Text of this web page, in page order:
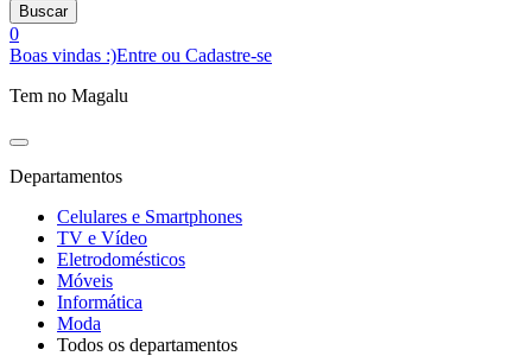
Buscar
0
Boas vindas :)Entre ou Cadastre-se
Tem no Magalu
Departamentos
Celulares e Smartphones
TV e Vídeo
Eletrodomésticos
Móveis
Informática
Moda
Todos os departamentos